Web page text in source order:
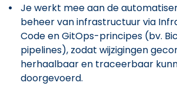
Je werkt mee aan de
beheer van infrastructuur via
Code en GitOps-principes (bv.
pipelines), zodat wijzigingen
herhaalbaar en traceerbaar
doorgevoerd.